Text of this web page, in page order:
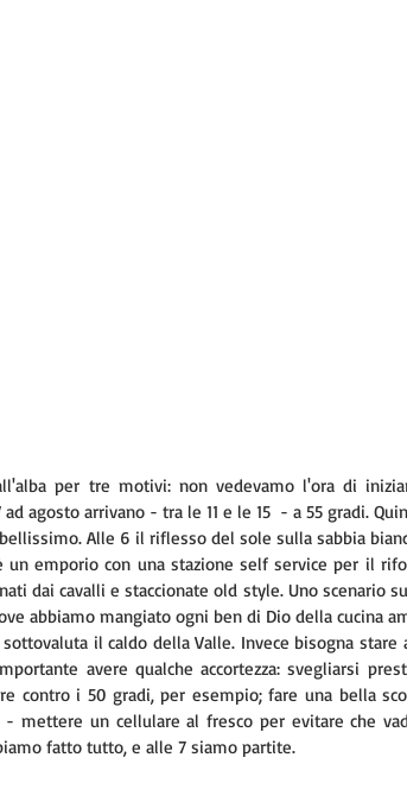
per tre motivi: non vedevamo l'ora di
agosto arrivano - tra le 11 e le 15  - a 55 gradi.
Alle 6 il riflesso del sole sulla sabbia
emporio con una stazione self service per il
dai cavalli e staccionate old style. Uno scenario
abbiamo mangiato ogni ben di Dio della cucina
il caldo della Valle. Invece bisogna
avere qualche accortezza: svegliarsi
contro i 50 gradi, per esempio; fare una bella
- mettere un cellulare al fresco per evitare che
fatto tutto, e alle 7 siamo partite.